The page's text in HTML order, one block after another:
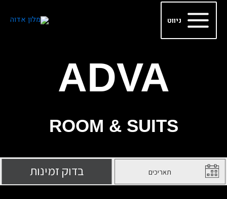
דילוג Main
Menu
ניווט
ADVA
ROOM & SUITS